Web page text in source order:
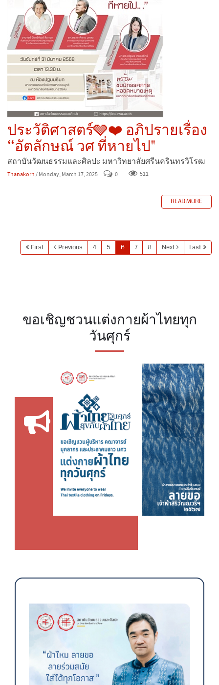
ประวัติศาสตร์🩶❤️ อภิปรายเรื่อง
“อัตลักษณ์ วศ ที่หายไป"
สถาบันวัฒนธรรมและศิลปะ มหาวิทยาลัยศรีนครินทรวิโรฒ
Thanakorn / Monday, March 17, 2025 0 511
READ MORE
First Previous 4 5 6 7 8 Next Last
ขอเชิญชวนแต่งกายผ้าไทยทุก
วันศุกร์